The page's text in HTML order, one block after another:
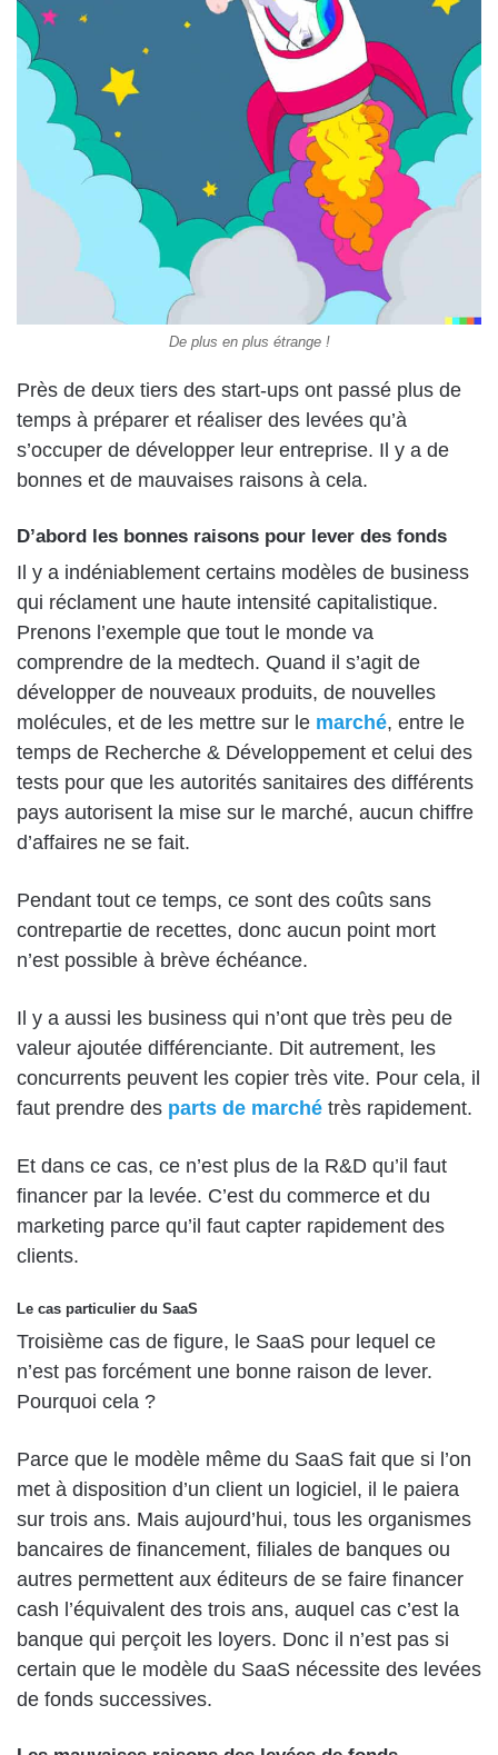
De plus en plus étrange !
Près de deux tiers des start-ups ont passé plus de
temps à préparer et réaliser des levées qu’à
s’occuper de développer leur entreprise. Il y a de
bonnes et de mauvaises raisons à cela.
D’abord les bonnes raisons pour lever des fonds
Il y a indéniablement certains modèles de business
qui réclament une haute intensité capitalistique.
Prenons l’exemple que tout le monde va
comprendre de la medtech. Quand il s’agit de
développer de nouveaux produits, de nouvelles
molécules, et de les mettre sur le marché, entre le
temps de Recherche & Développement et celui des
tests pour que les autorités sanitaires des différents
pays autorisent la mise sur le marché, aucun chiffre
d’affaires ne se fait.
Pendant tout ce temps, ce sont des coûts sans
contrepartie de recettes, donc aucun point mort
n’est possible à brève échéance.
Il y a aussi les business qui n’ont que très peu de
valeur ajoutée différenciante. Dit autrement, les
concurrents peuvent les copier très vite. Pour cela, il
faut prendre des parts de marché très rapidement.
Et dans ce cas, ce n’est plus de la R&D qu’il faut
financer par la levée. C’est du commerce et du
marketing parce qu’il faut capter rapidement des
clients.
Le cas particulier du SaaS
Troisième cas de figure, le SaaS pour lequel ce
n’est pas forcément une bonne raison de lever.
Pourquoi cela ?
Parce que le modèle même du SaaS fait que si l’on
met à disposition d’un client un logiciel, il le paiera
sur trois ans. Mais aujourd’hui, tous les organismes
bancaires de financement, filiales de banques ou
autres permettent aux éditeurs de se faire financer
cash l’équivalent des trois ans, auquel cas c’est la
banque qui perçoit les loyers. Donc il n’est pas si
certain que le modèle du SaaS nécessite des levées
de fonds successives.